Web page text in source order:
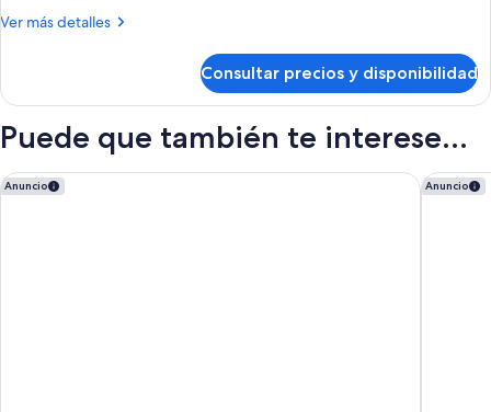
1
o
2
individuales
Ver más detalles
Más
familiar
doble
o
Consultar precios y disponibilidad
Puede que también te interese...
Anuncio
Grand Hotel Suisse Majestic, Autograph Collection Anuncio
Moxy